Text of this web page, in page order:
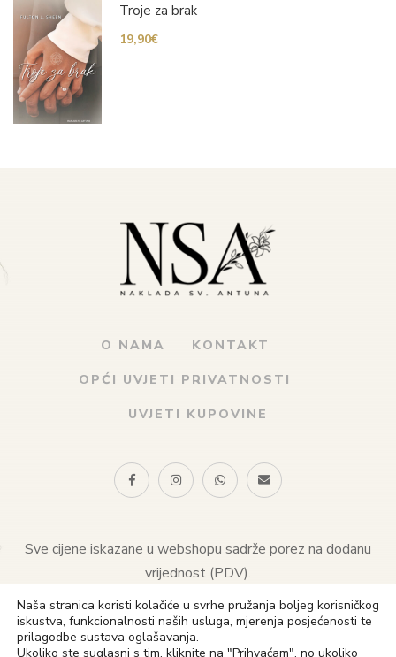
Troje za brak
19,90€
O NAMA KONTAKT
OPĆI UVJETI PRIVATNOSTI
UVJETI KUPOVINE
Sve cijene iskazane u webshopu sadrže porez na dodanu
vrijednost (PDV).
© 2021 Naklada sv. Antuna. Sva prava pridržana
(+385) 1 4828 823
Naša stranica koristi kolačiće u svrhe pružanja boljeg korisničkog
iskustva, funkcionalnosti naših usluga, mjerenja posjećenosti te
prilagodbe sustava oglašavanja.
Ukoliko ste suglasni s tim, kliknite na "Prihvaćam", no ukoliko